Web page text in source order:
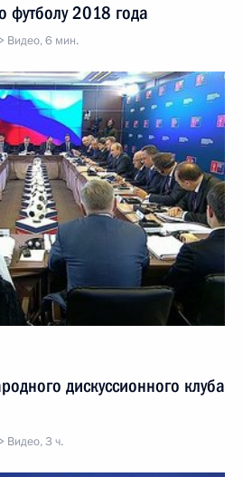
футболу 2018 года
Видео, 6 мин.
дискуссионного клуба
Видео, 3 ч.